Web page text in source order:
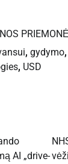
, gydymo,
, USD
AI „drive-